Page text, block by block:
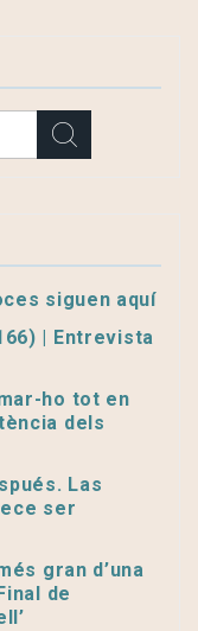
siguen aquí
| Entrevista
ho tot en
dels
Las
ser
gran d’una
de